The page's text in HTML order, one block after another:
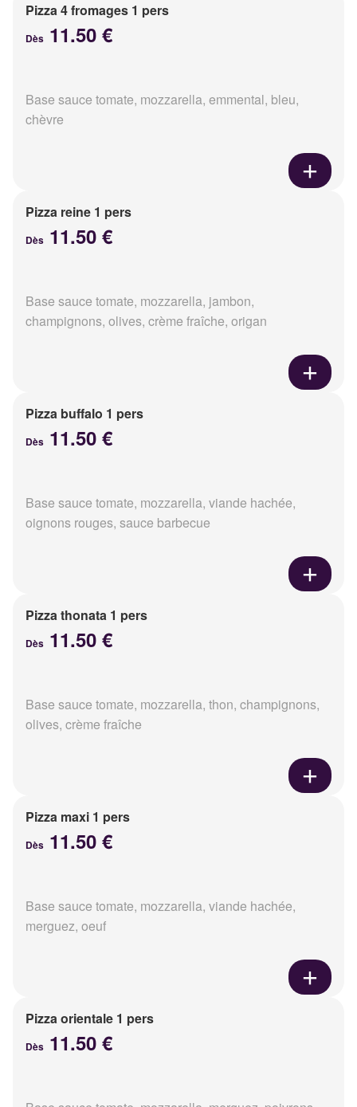
Pizza 4 fromages 1 pers
Dès 11.50 €
Base sauce tomate, mozzarella, emmental, bleu,
chèvre
Pizza reine 1 pers
Dès 11.50 €
Base sauce tomate, mozzarella, jambon,
champignons, olives, crème fraîche, origan
Pizza buffalo 1 pers
Dès 11.50 €
Base sauce tomate, mozzarella, viande hachée,
oignons rouges, sauce barbecue
Pizza thonata 1 pers
Dès 11.50 €
Base sauce tomate, mozzarella, thon, champignons,
olives, crème fraîche
Pizza maxi 1 pers
Dès 11.50 €
Base sauce tomate, mozzarella, viande hachée,
merguez, oeuf
Pizza orientale 1 pers
Dès 11.50 €